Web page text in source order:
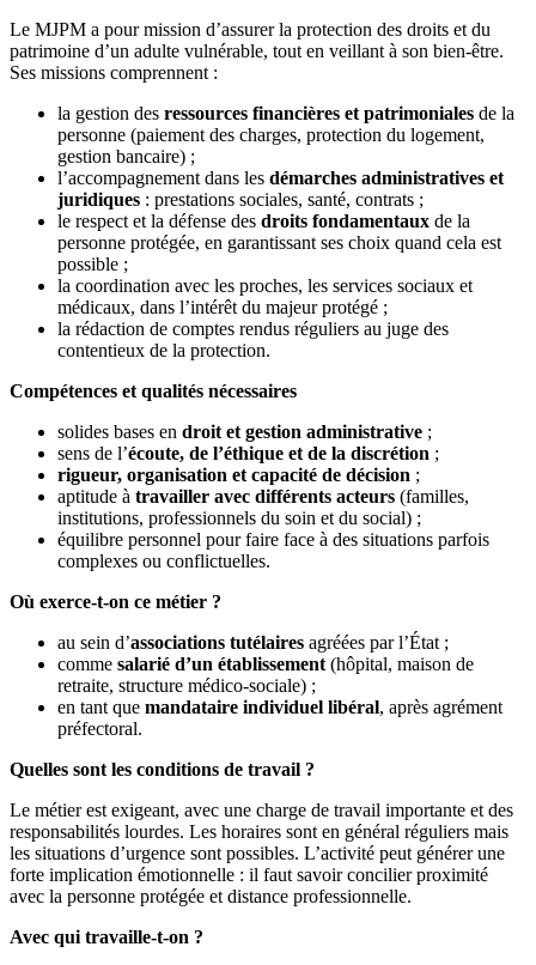
Le MJPM a pour mission d’assurer la protection des droits et du
patrimoine d’un adulte vulnérable, tout en veillant à son bien-être.
Ses missions comprennent :
la gestion des ressources financières et patrimoniales de la
personne (paiement des charges, protection du logement,
gestion bancaire) ;
l’accompagnement dans les démarches administratives et
juridiques : prestations sociales, santé, contrats ;
le respect et la défense des droits fondamentaux de la
personne protégée, en garantissant ses choix quand cela est
possible ;
la coordination avec les proches, les services sociaux et
médicaux, dans l’intérêt du majeur protégé ;
la rédaction de comptes rendus réguliers au juge des
contentieux de la protection.
Compétences et qualités nécessaires
solides bases en droit et gestion administrative ;
sens de l’écoute, de l’éthique et de la discrétion ;
rigueur, organisation et capacité de décision ;
aptitude à travailler avec différents acteurs (familles,
institutions, professionnels du soin et du social) ;
équilibre personnel pour faire face à des situations parfois
complexes ou conflictuelles.
Où exerce-t-on ce métier ?
au sein d’associations tutélaires agréées par l’État ;
comme salarié d’un établissement (hôpital, maison de
retraite, structure médico-sociale) ;
en tant que mandataire individuel libéral, après agrément
préfectoral.
Quelles sont les conditions de travail ?
Le métier est exigeant, avec une charge de travail importante et des
responsabilités lourdes. Les horaires sont en général réguliers mais
les situations d’urgence sont possibles. L’activité peut générer une
forte implication émotionnelle : il faut savoir concilier proximité
avec la personne protégée et distance professionnelle.
Avec qui travaille-t-on ?